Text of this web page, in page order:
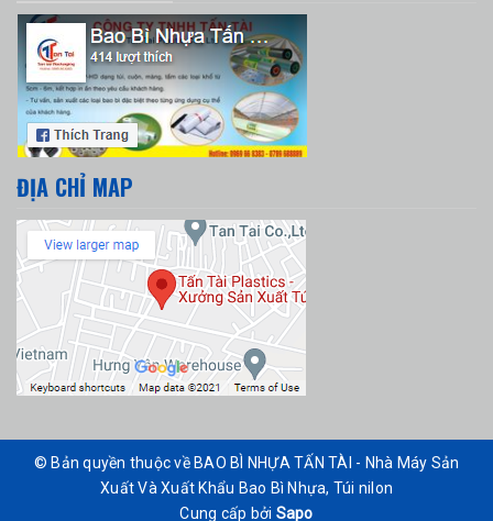
ĐỊA CHỈ MAP
© Bản quyền thuộc về BAO BÌ NHỰA TẤN TÀI - Nhà Máy Sản
Xuất Và Xuất Khẩu Bao Bì Nhựa, Túi nilon
Cung cấp bởi Sapo